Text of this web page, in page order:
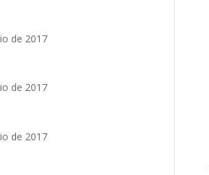
de 2017
de 2017
de 2017